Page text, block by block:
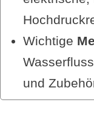
Wichtige
und
Bei der